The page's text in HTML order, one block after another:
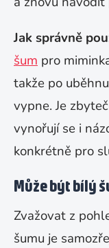
Jak správně
šum pro
takže po
vypne. Je
vynořují se i
konkrétně pro
Může být bílý
Zvažovat z
šumu je